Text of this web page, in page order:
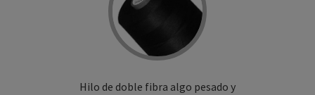
Hilo de doble fibra algo pesado y